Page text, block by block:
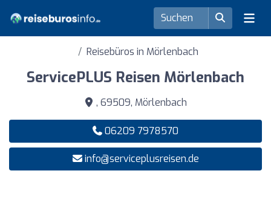
Reisebüros in Mörlenbach
ServicePLUS Reisen Mörlenbach
, 69509, Mörlenbach
06209 7978570
info@serviceplusreisen.de